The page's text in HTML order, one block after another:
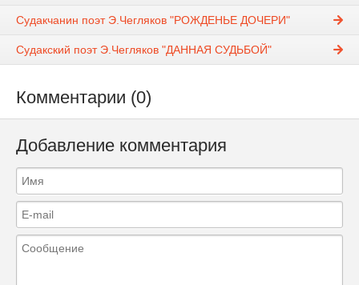
Судакчанин поэт Э.Чегляков "РОЖДЕНЬЕ ДОЧЕРИ"
Судакский поэт Э.Чегляков "ДАННАЯ СУДЬБОЙ"
Комментарии (0)
Добавление комментария